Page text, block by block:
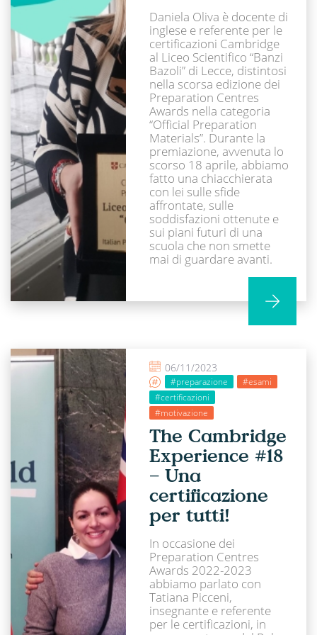
Daniela Oliva è docente di
inglese e referente per le
certificazioni Cambridge
al Liceo Scientifico “Banzi
Bazoli” di Lecce, distintosi
nella scorsa edizione dei
Preparation Centres
Awards nella categoria
“Official Preparation
Materials”. Durante la
premiazione, avvenuta lo
scorso 18 aprile, abbiamo
fatto una chiacchierata
con lei sulle sfide
affrontate, sulle
soddisfazioni ottenute e
sui piani futuri di una
scuola che non smette
mai di guardare avanti.
06/11/2023
#preparazione
#esami
#certificazioni
#motivazione
The Cambridge
Experience #18
– Una
certificazione
per tutti!
In occasione dei
Preparation Centres
Awards 2022-2023
abbiamo parlato con
Tatiana Picceni,
insegnante e referente
per le certificazioni, in